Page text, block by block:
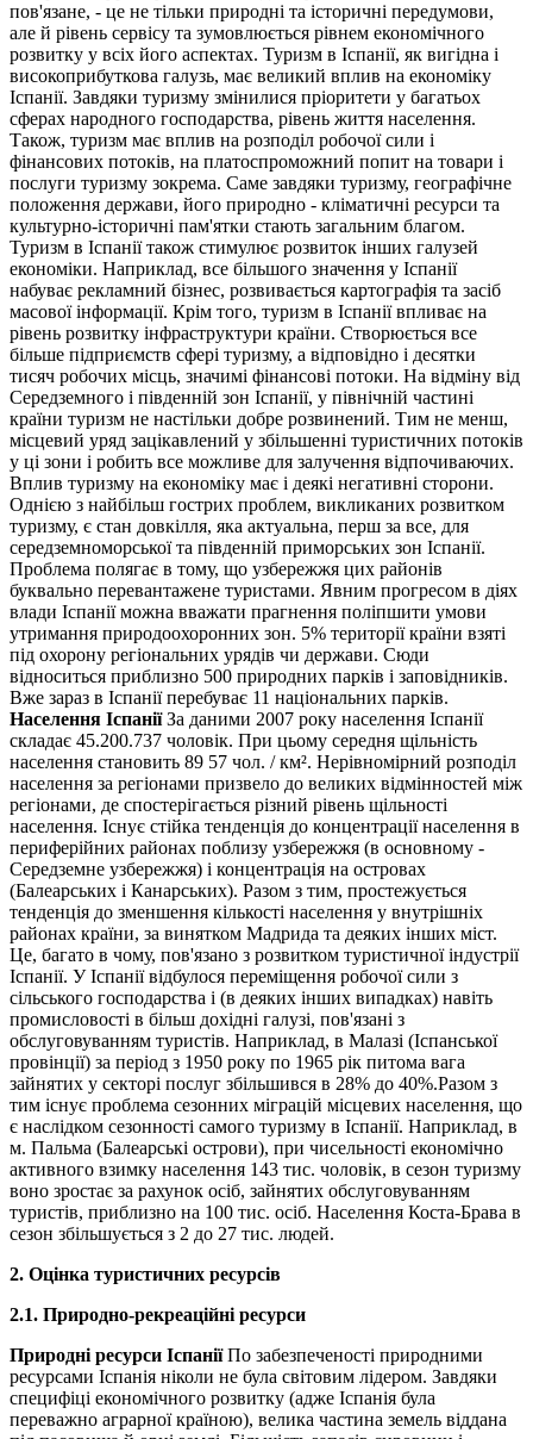
пов'язане, - це не тільки природні та історичні передумови,
але й рівень сервісу та зумовлюється рівнем економічного
розвитку у всіх його аспектах. Туризм в Іспанії, як вигідна і
високоприбуткова галузь, має великий вплив на економіку
Іспанії. Завдяки туризму змінилися пріоритети у багатьох
сферах народного господарства, рівень життя населення.
Також, туризм має вплив на розподіл робочої сили і
фінансових потоків, на платоспроможний попит на товари і
послуги туризму зокрема. Саме завдяки туризму, географічне
положення держави, його природно - кліматичні ресурси та
культурно-історичні пам'ятки стають загальним благом.
Туризм в Іспанії також стимулює розвиток інших галузей
економіки. Наприклад, все більшого значення у Іспанії
набуває рекламний бізнес, розвивається картографія та засіб
масової інформації. Крім того, туризм в Іспанії впливає на
рівень розвитку інфраструктури країни. Створюється все
більше підприємств сфері туризму, а відповідно і десятки
тисяч робочих місць, значимі фінансові потоки. На відміну від
Середземного і південній зон Іспанії, у північній частині
країни туризм не настільки добре розвинений. Тим не менш,
місцевий уряд зацікавлений у збільшенні туристичних потоків
у ці зони і робить все можливе для залучення відпочиваючих.
Вплив туризму на економіку має і деякі негативні сторони.
Однією з найбільш гострих проблем, викликаних розвитком
туризму, є стан довкілля, яка актуальна, перш за все, для
середземноморської та південній приморських зон Іспанії.
Проблема полягає в тому, що узбережжя цих районів
буквально перевантажене туристами. Явним прогресом в діях
влади Іспанії можна вважати прагнення поліпшити умови
утримання природоохоронних зон. 5% території країни взяті
під охорону регіональних урядів чи держави. Сюди
відноситься приблизно 500 природних парків і заповідників.
Вже зараз в Іспанії перебуває 11 національних парків.
Населення ІспаніїЗа даними 2007 року населення Іспанії
складає 45.200.737 чоловік. При цьому середня щільність
населення становить 89 57 чол. / км². Нерівномірний розподіл
населення за регіонами призвело до великих відмінностей між
регіонами, де спостерігається різний рівень щільності
населення. Існує стійка тенденція до концентрації населення в
периферійних районах поблизу узбережжя (в основному -
Середземне узбережжя) і концентрація на островах
(Балеарських і Канарських). Разом з тим, простежується
тенденція до зменшення кількості населення у внутрішніх
районах країни, за винятком Мадрида та деяких інших міст.
Це, багато в чому, пов'язано з розвитком туристичної індустрії
Іспанії. У Іспанії відбулося переміщення робочої сили з
сільського господарства і (в деяких інших випадках) навіть
промисловості в більш дохідні галузі, пов'язані з
обслуговуванням туристів. Наприклад, в Малазі (Іспанської
провінції) за період з 1950 року по 1965 рік питома вага
зайнятих у секторі послуг збільшився в 28% до 40%.Разом з
тим існує проблема сезонних міграцій місцевих населення, що
є наслідком сезонності самого туризму в Іспанії. Наприклад, в
м. Пальма (Балеарські острови), при чисельності економічно
активного взимку населення 143 тис. чоловік, в сезон туризму
воно зростає за рахунок осіб, зайнятих обслуговуванням
туристів, приблизно на 100 тис. осіб. Населення Коста-Брава в
сезон збільшується з 2 до 27 тис. людей.
2. Оцінка туристичних ресурсів
2.1. Природно-рекреаційні ресурси
Природні ресурси ІспаніїПо забезпеченості природними
ресурсами Іспанія ніколи не була світовим лідером. Завдяки
специфіці економічного розвитку (адже Іспанія була
переважно аграрної країною), велика частина земель віддана